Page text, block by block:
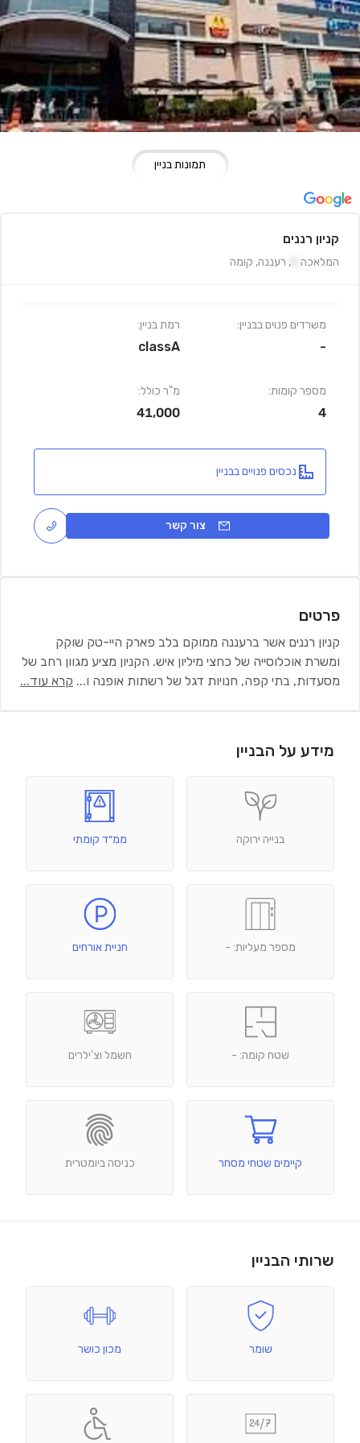
תמונות בניין
קניון רננים
המלאכה , רעננה, קומה
משרדים פנוים בבניין:
-
מספר קומות:
4
רמת בניין:
classA
מ"ר כולל:
41,000
נכסים פנויים בבניין
צור קשר
פרטים
קניון רננים אשר ברעננה ממוקם בלב פארק היי-טק שוקק
ומשרת אוכלוסייה של כחצי מיליון איש. הקניון מציע מגוון רחב של
מסעדות, בתי קפה, חנויות דגל של רשתות אופנה ו... קרא עוד...
מידע על הבניין
בנייה ירוקה ממ״ד קומתי
מספר מעליות: - חניית אורחים
שטח קומה: - חשמל וצ'ילרים
קיימים שטחי מסחר כניסה ביומטרית
שרותי הבניין
שומר מכון כושר